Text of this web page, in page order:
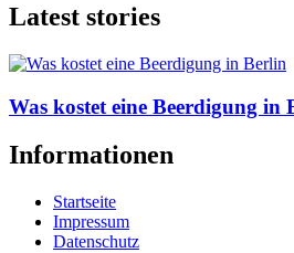
Latest stories
Was kostet eine Beerdigung in
Informationen
Startseite
Impressum
Datenschutz